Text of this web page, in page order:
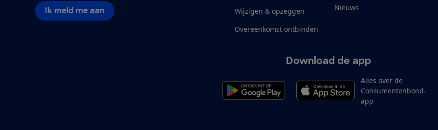
Ik meld me aan
Wijzigen & opzeggen
Overeenkomst ontbinden
Nieuws
Download de app
Alles over de
Consumentenbond-
app